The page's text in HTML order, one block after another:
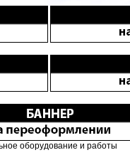
оборудование и работы